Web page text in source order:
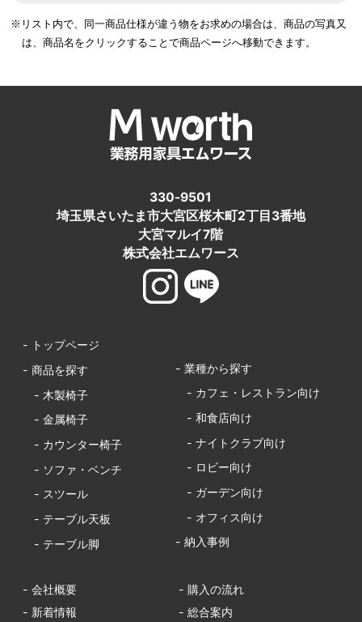
※リスト内で、同一商品仕様が違う物をお求めの場合は、商品の写真又
は、商品名をクリックすることで商品ページへ移動できます。
330-9501
埼玉県さいたま市大宮区桜木町2丁目3番地
大宮マルイ7階
株式会社エムワース
- トップページ
- 商品を探す
- 木製椅子
- 金属椅子
- カウンター椅子
- ソファ・ベンチ
- スツール
- テーブル天板
- テーブル脚
- 業種から探す
- カフェ・レストラン向け
- 和食店向け
- ナイトクラブ向け
- ロビー向け
- ガーデン向け
- オフィス向け
- 納入事例
- 会社概要
- 購入の流れ
- 新着情報
- 総合案内